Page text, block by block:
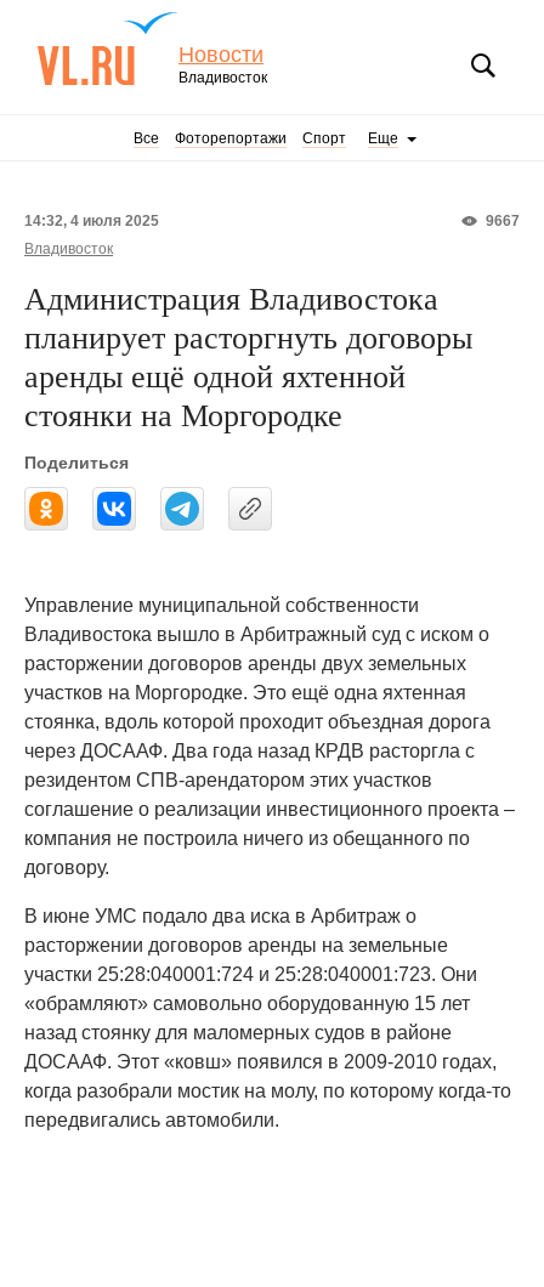
Новости
Владивосток
Все Фоторепортажи Спорт Еще
9667
14:32, 4 июля 2025
Владивосток
Администрация Владивостока
планирует расторгнуть договоры
аренды ещё одной яхтенной
стоянки на Моргородке
Поделиться
Управление муниципальной собственности
Владивостока вышло в Арбитражный суд с иском о
расторжении договоров аренды двух земельных
участков на Моргородке. Это ещё одна яхтенная
стоянка, вдоль которой проходит объездная дорога
через ДОСААФ. Два года назад КРДВ расторгла с
резидентом СПВ-арендатором этих участков
соглашение о реализации инвестиционного проекта –
компания не построила ничего из обещанного по
договору.
В июне УМС подало два иска в Арбитраж о
расторжении договоров аренды на земельные
участки 25:28:040001:724 и 25:28:040001:723. Они
«обрамляют» самовольно оборудованную 15 лет
назад стоянку для маломерных судов в районе
ДОСААФ. Этот «ковш» появился в 2009-2010 годах,
когда разобрали мостик на молу, по которому когда-то
передвигались автомобили.